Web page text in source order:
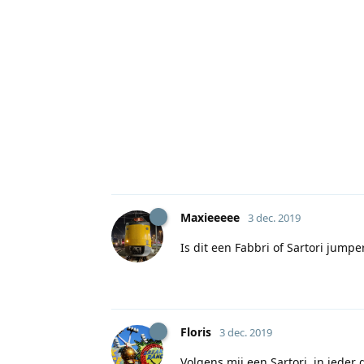
Maxieeeee 3 dec. 2019
Is dit een Fabbri of Sartori
Floris 3 dec. 2019